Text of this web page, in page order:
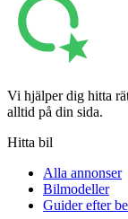
Vi hjälper dig hitta
alltid på din sida.
Hitta bil
Alla annonser
Bilmodeller
Guider efter